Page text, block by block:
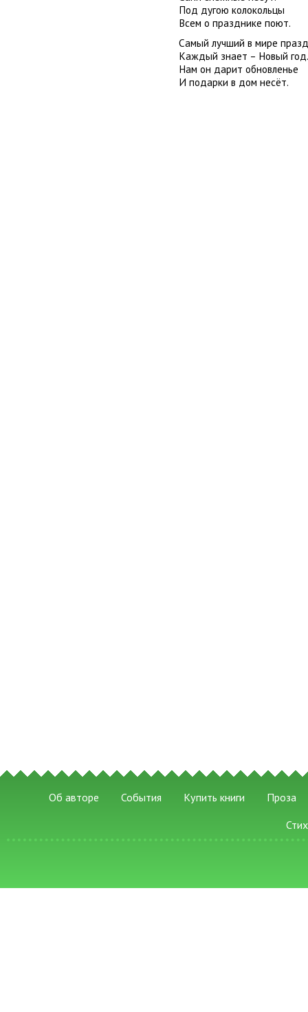
Под дугою колокольцы
Всем о празднике поют.
Самый лучший в мире
Каждый знает – Новый год.
Нам он дарит обновленье
И подарки в дом несёт.
Об авторе События Купить книги
Проза